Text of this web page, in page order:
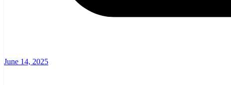
June 14, 2025